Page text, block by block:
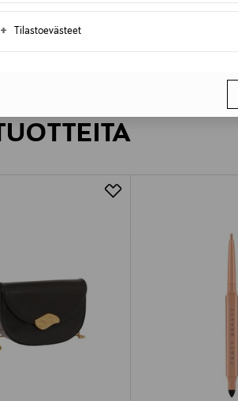
+ Tilastoevästeet